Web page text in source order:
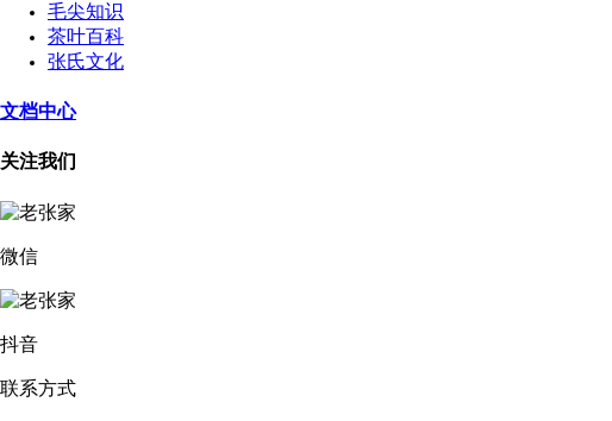
毛尖知识
茶叶百科
张氏文化
文档中心
关注我们
微信
抖音
联系方式